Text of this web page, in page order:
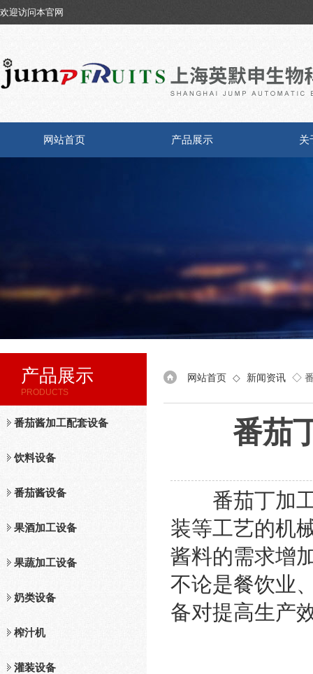
欢迎访问本官网
网站首页 产品展示 关
产品展示
PRODUCTS
番茄酱加工配套设备
饮料设备
番茄酱设备
果酒加工设备
果蔬加工设备
奶类设备
榨汁机
灌装设备
网站首页 ◇ 新闻资讯 ◇ 番
番茄
番茄丁加工
装等工艺的机
酱料的需求增
不论是餐饮业
备对提高生产